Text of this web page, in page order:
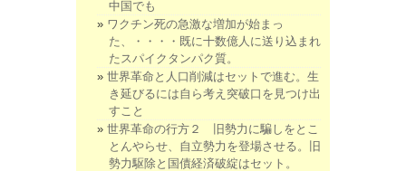
中国でも
ワクチン死の急激な増加が始まっ
た、・・・・既に十数億人に送り込まれ
たスパイクタンパク質。
世界革命と人口削減はセットで進む。生
き延びるには自ら考え突破口を見つけ出
すこと
世界革命の行方２ 旧勢力に騙しをとこ
とんやらせ、自立勢力を登場させる。旧
勢力駆除と国債経済破綻はセット。